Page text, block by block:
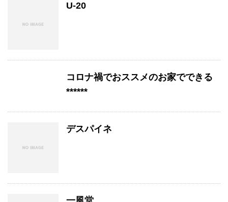
U-20
コロナ禍でおススメのお家でできる
******
デスパイネ